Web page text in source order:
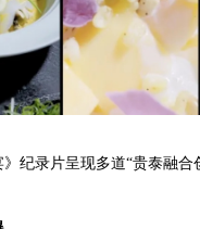
录片呈现多道“贵泰融合